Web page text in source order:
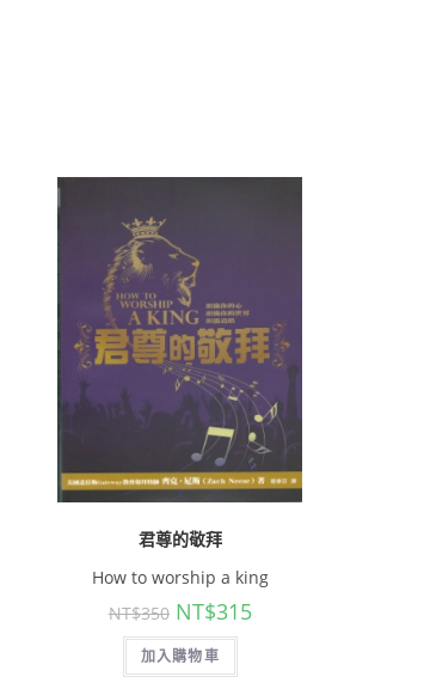
君尊的敬拜
How to worship a king
NT$350 NT$315
加入購物車